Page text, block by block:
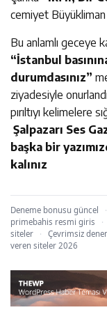
cemiyet
Bu anlamlı geceye
“İstanbul
durumdasınız”
ziyadesiyle
pırıltıyı kelimelere
Şalpazarı Ses
başka bir
kalınız
Deneme bonusu güncel ·
primebahis resmi giris
·
siteler
· Çevrimsiz
veren siteler 2026